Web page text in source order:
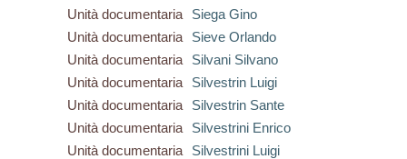
Unità documentaria
Siega Gino
Unità documentaria
Sieve Orlando
Unità documentaria
Silvani Silvano
Unità documentaria
Silvestrin Luigi
Unità documentaria
Silvestrin Sante
Unità documentaria
Silvestrini Enrico
Unità documentaria
Silvestrini Luigi